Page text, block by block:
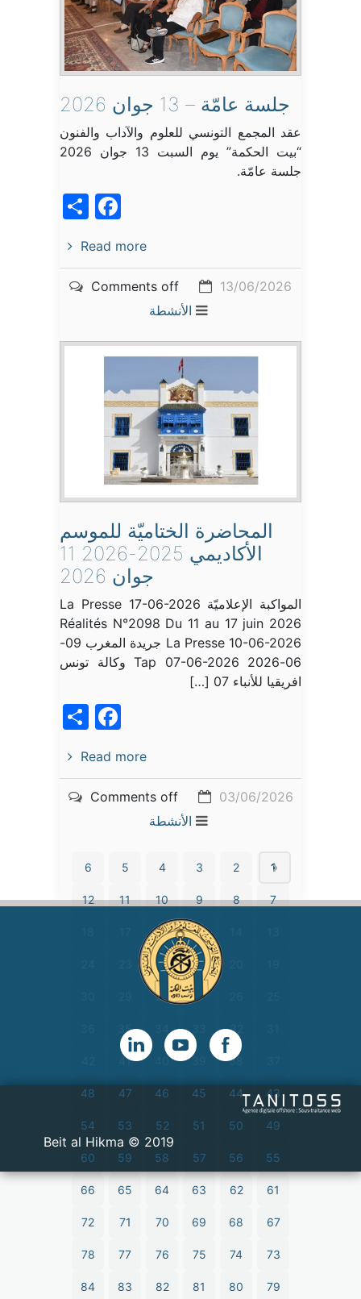
جلسة عامّة – 13 جوان 2026
عقد المجمع التونسي للعلوم والآداب والفنون
“بيت الحكمة” يوم السبت 13 جوان 2026
جلسة عامّة.
Read more
13/06/2026
Comments off
الأنشطة
المحاضرة الختاميّة للموسم
الأكاديمي 2025-2026 11
جوان 2026
المواكبة الإعلاميّة La Presse 17-06-2026
Réalités N°2098 Du 11 au 17 juin 2026
La Presse 10-06-2026 جريدة المغرب 09-
06-2026 Tap 07-06-2026 وكالة تونس
افريقيا للأنباء 07 […]
Read more
03/06/2026
Comments off
الأنشطة
1
2
3
4
5
6
7
8
9
10
11
12
15
16
21
22
27
28
32
35
38
39
40
41
43
44
45
46
47
48
49
50
51
52
53
54
55
56
57
58
59
60
61
62
63
64
65
66
67
68
69
70
71
72
73
74
75
76
77
78
79
80
81
82
83
84
2019 © Beit al Hikma